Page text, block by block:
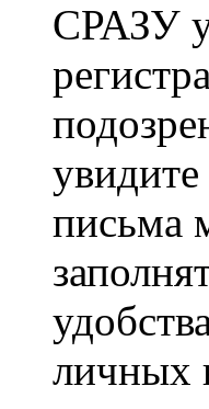
СРАЗУ
письма
личных